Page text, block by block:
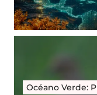
Océano Verde: